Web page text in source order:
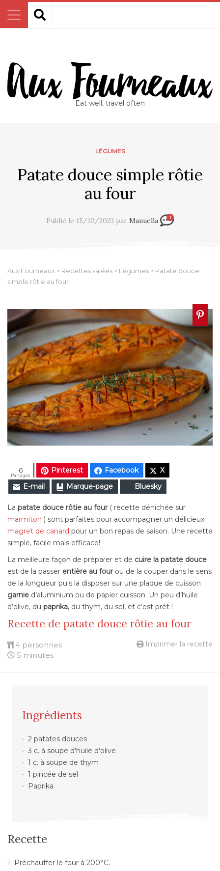
Eat well, travel often
LÉGUMES
Patate douce simple rôtie
au four
Publié le 15/10/2023 par Manuella 1
Aux Fourneaux > Recettes salées > Légumes > Patate douce
simple rôtie au four
Pinterest Facebook
X
E-mail
Marque-page Bluesky
Partages
6
La patate douce rôtie au four( recette dénichée sur
marmiton ) sont parfaites pour accompagner un délicieux
magret de canard pour un bon repas de saison. Une recette
simple, facile mais efficace!
La meilleure façon de préparer et de cuire la patate douce
est de la passer entière au fourou de la couper dans le sens
de la longueur puis la disposer sur une plaque de cuisson
garnie d’aluminium ou de papier cuisson. Un peu d’huile
d’olive, du paprika, du thym, du sel, et c’est prêt !
Recette de patate douce rôtie au four
4 personnes
5 minutes
Imprimer la recette
Ingrédients
2 patates douces
3 c. à soupe d'huile d'olive
1 c. à soupe de thym
1 pincée de sel
Paprika
Recette
Préchauffer le four à 200°C.